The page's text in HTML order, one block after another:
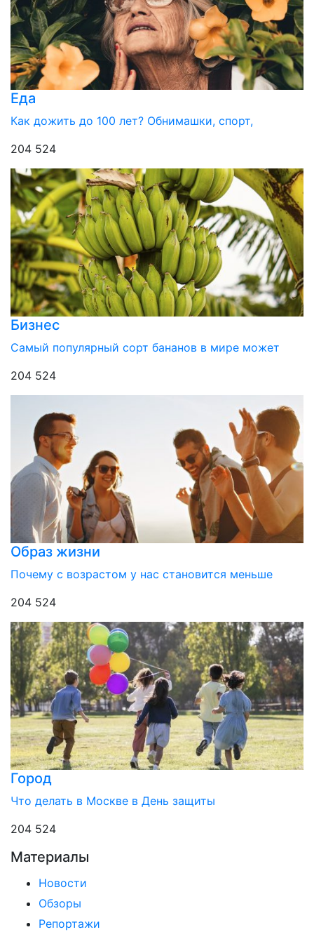
Еда
Как дожить до 100 лет? Обнимашки, спорт,
204 524
Бизнес
Самый популярный сорт бананов в мире может
204 524
Образ жизни
Почему с возрастом у нас становится меньше
204 524
Город
Что делать в Москве в День защиты
204 524
Материалы
Новости
Обзоры
Репортажи